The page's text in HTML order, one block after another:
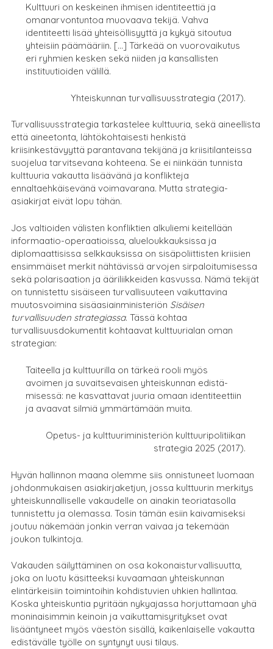
Kulttuuri on keskeinen ihmisen identiteettiä ja
omanarvontuntoa muovaava tekijä. Vahva
identiteetti lisää yhteisöllisyyttä ja kykyä sitoutua
yhteisiin päämääriin. […] Tärkeää on vuorovaikutus
eri ryhmien kesken sekä niiden ja kansallisten
instituutioiden välillä.
Yhteiskunnan turvallisuusstrategia (2017).
Turvallisuusstrategia tarkastelee kulttuuria, sekä aineellista
että aineetonta, lähtökohtaisesti henkistä
kriisinkestävyyttä parantavana tekijänä ja kriisitilanteissa
suojelua tarvitsevana kohteena. Se ei niinkään tunnista
kulttuuria vakautta lisäävänä ja konflikteja
ennaltaehkäisevänä voimavarana. Mutta strategia-
asiakirjat eivät lopu tähän.
Jos valtioiden välisten konfliktien alkuliemi keitellään
informaatio-operaatioissa, alueloukkauksissa ja
diplomaattisissa selkkauksissa on sisäpoliittisten kriisien
ensimmäiset merkit nähtävissä arvojen sirpaloitumisessa
sekä polarisaation ja ääriliikkeiden kasvussa. Nämä tekijät
on tunnistettu sisäiseen turvallisuuteen vaikuttavina
muutosvoimina sisäasiainministeriön Sisäisen
turvallisuuden strategiassa. Tässä kohtaa
turvallisuusdokumentit kohtaavat kulttuurialan oman
strategian:
Taiteella ja kulttuurilla on tärkeä rooli myös
avoimen ja suvaitsevaisen yhteiskunnan edistä-
misessä: ne kasvattavat juuria omaan identiteettiin
ja avaavat silmiä ymmärtämään muita.
Opetus- ja kulttuuriministeriön kulttuuripolitiikan
strategia 2025 (2017).
Hyvän hallinnon maana olemme siis onnistuneet luomaan
johdonmukaisen asiakirjaketjun, jossa kulttuurin merkitys
yhteiskunnalliselle vakaudelle on ainakin teoriatasolla
tunnistettu ja olemassa. Tosin tämän esiin kaivamiseksi
joutuu näkemään jonkin verran vaivaa ja tekemään
joukon tulkintoja.
Vakauden säilyttäminen on osa kokonaisturvallisuutta,
joka on luotu käsitteeksi kuvaamaan yhteiskunnan
elintärkeisiin toimintoihin kohdistuvien uhkien hallintaa.
Koska yhteiskuntia pyritään nykyajassa horjuttamaan yhä
moninaisimmin keinoin ja vaikuttamisyritykset ovat
lisääntyneet myös väestön sisällä, kaikenlaiselle vakautta
edistävälle työlle on syntynyt uusi tilaus.